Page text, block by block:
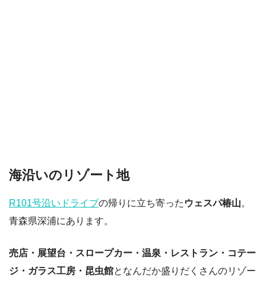
海沿いのリゾート地
R101号沿いドライブの帰りに立ち寄った ウェスパ椿山。
青森県深浦にあります。
売店・展望台・スロープカー・温泉・レストラン・コテー
ジ・ガラス工房・昆虫館となんだか盛りだくさんのリゾー